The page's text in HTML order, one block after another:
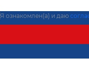
Я ознакомлен(а) и даю